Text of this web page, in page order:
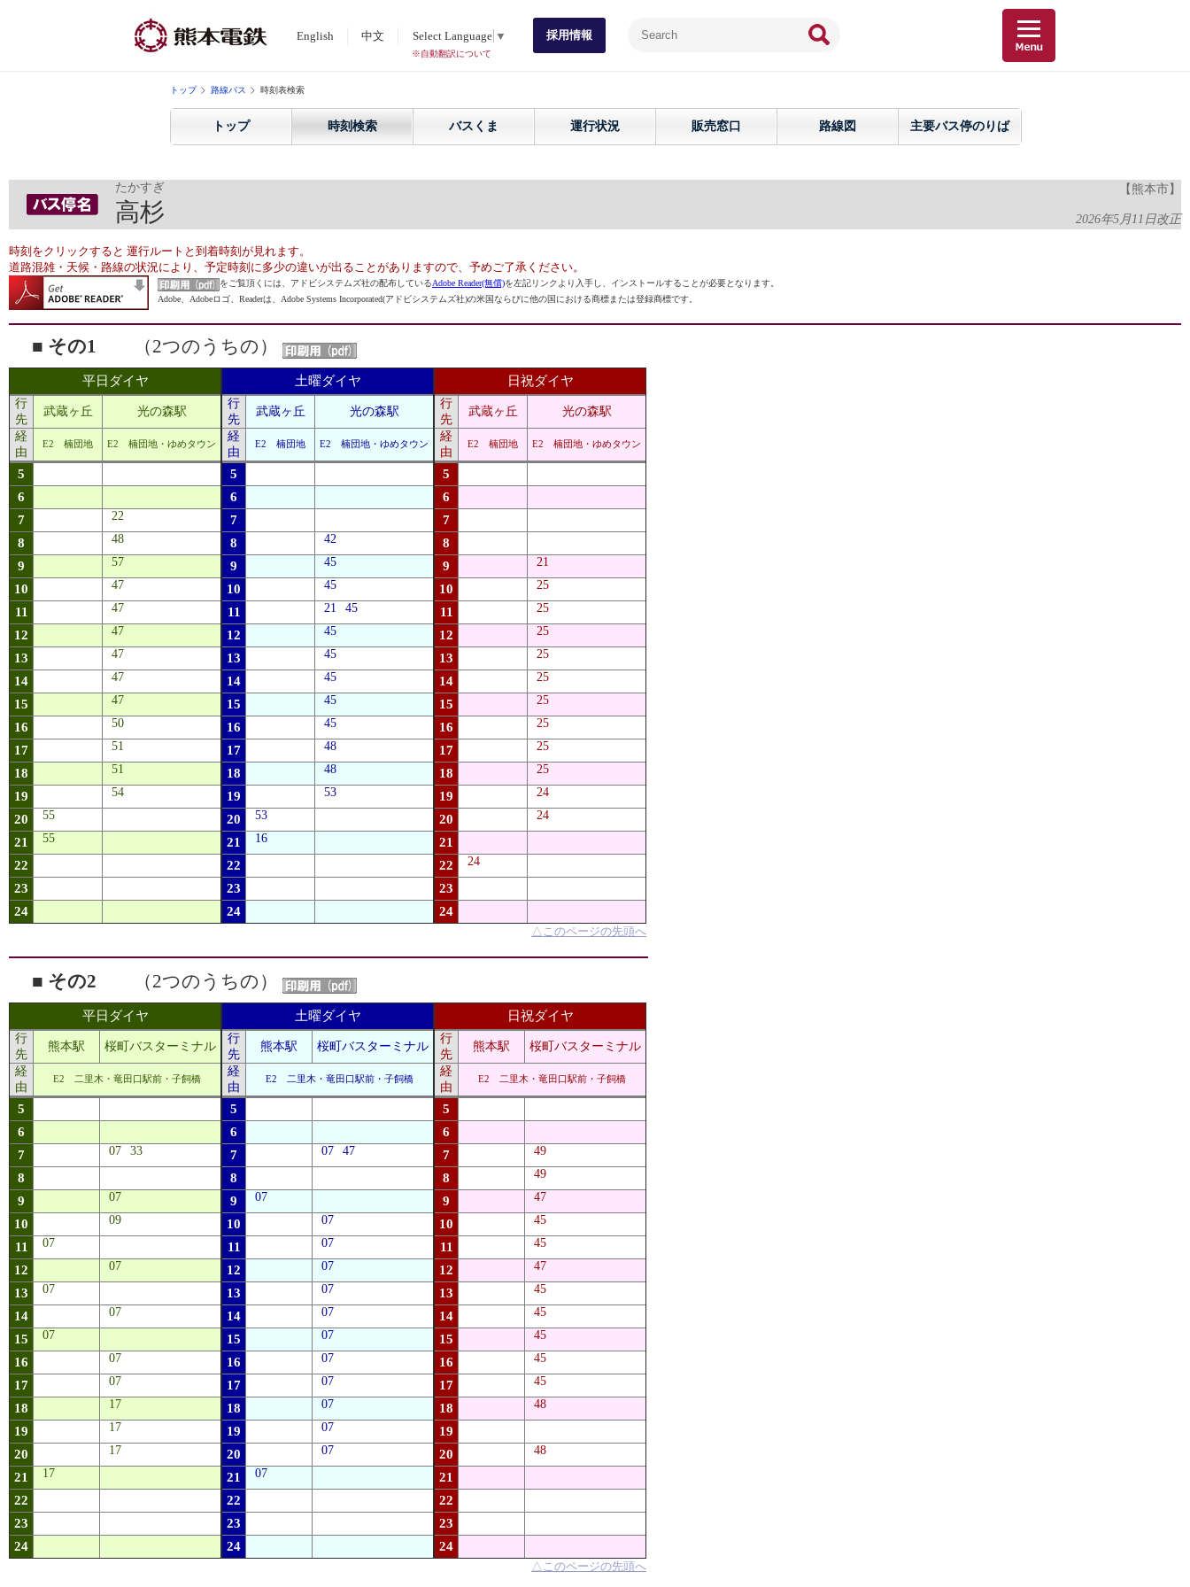
English 中文 Select Language ▼
※自動翻訳について
採用情報
トップ 路線バス 時刻表検索
トップ 時刻検索 バスくま 運行状況 販売窓口 路線図 主要バス停のりば
たかすぎ
高杉
【熊本市】
2026年5月11日改正
時刻をクリックすると 運行ルートと到着時刻が見れます。
道路混雑・天候・路線の状況により、予定時刻に多少の違いが出ることがありますので、予めご了承ください。
をご覧頂くには、アドビシステムズ社の配布しているAdobe Reader(無償)を左記リンクより入手し、インストールすることが必要となります。
Adobe、Adobeロゴ、Readerは、Adobe Systems Incorporated(アドビシステムズ社)の米国ならびに他の国における商標または登録商標です。
■ その1 （2つのうちの）
平日ダイヤ
行
先
武蔵ヶ丘
光の森駅
経
由
E2 楠団地 E2 楠団地・ゆめタウン
5
6
7
22
8 48
9 57
10 47
11 47
12 47
13 47
14 47
15 47
16 50
17 51
18 51
19 54
20 55
21 55
22
23
24
土曜ダイヤ
行
先
武蔵ヶ丘
光の森駅
経
由
E2 楠団地 E2 楠団地・ゆめタウン
5
6
7
8
42
9 45
10 45
11 21 45
12 45
13 45
14 45
15 45
16 45
17 48
18 48
19 53
20 53
21 16
22
23
24
日祝ダイヤ
行
先
武蔵ヶ丘
光の森駅
経
由
E2 楠団地 E2 楠団地・ゆめタウン
5
6
7
8
9
21
10 25
11 25
12 25
13 25
14 25
15 25
16 25
17 25
18 25
19 24
20 24
21
22
24
23
24
△ このページの先頭へ
■ その2 （2つのうちの）
平日ダイヤ
行
先
熊本駅
桜町バスターミナル
経
由
E2 二里木・竜田口駅前・子飼橋
5
6
7
07 33
8
9
07
10 09
11 07
12 07
13 07
14 07
15 07
16 07
17 07
18 17
19 17
20 17
21 17
22
23
24
土曜ダイヤ
行
先
熊本駅
桜町バスターミナル
経
由
E2 二里木・竜田口駅前・子飼橋
5
6
7
07 47
8
9
07
10 07
11 07
12 07
13 07
14 07
15 07
16 07
17 07
18 07
19 07
20 07
21 07
22
23
24
日祝ダイヤ
行
先
熊本駅
桜町バスターミナル
経
由
E2 二里木・竜田口駅前・子飼橋
5
6
7
49
8 49
9 47
10 45
11 45
12 47
13 45
14 45
15 45
16 45
17 45
18 48
19
20
48
21
22
23
24
△ このページの先頭へ